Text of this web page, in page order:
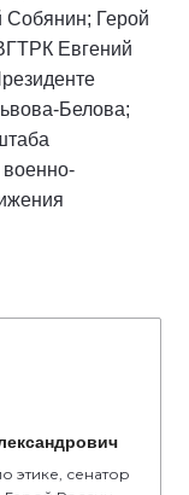
Герой
Евгений
Белова;
военно-
этике, сенатор